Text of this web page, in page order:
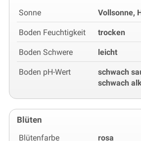
Sonne Vollsonne,
Boden Feuchtigkeit trocken
Boden Schwere leicht
Boden pH-Wert
schwach
schwach
Blüten
Blütenfarbe rosa